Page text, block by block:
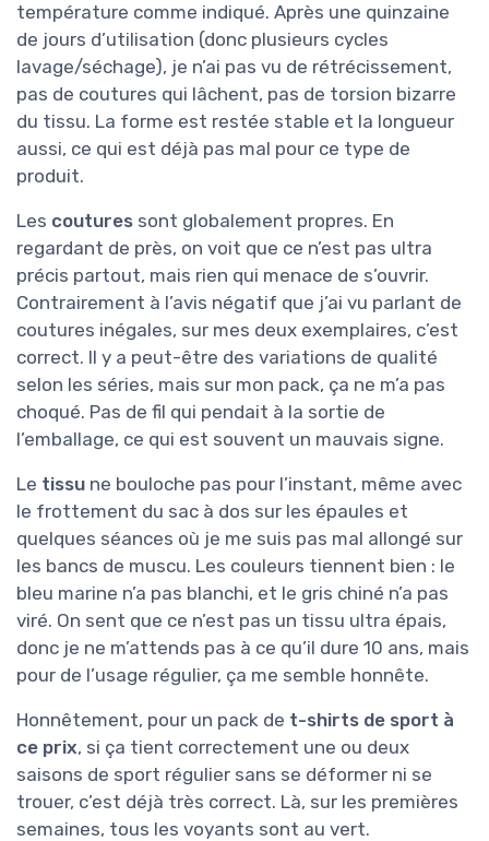
température comme indiqué. Après une quinzaine
de jours d’utilisation (donc plusieurs cycles
lavage/séchage), je n’ai pas vu de rétrécissement,
pas de coutures qui lâchent, pas de torsion bizarre
du tissu. La forme est restée stable et la longueur
aussi, ce qui est déjà pas mal pour ce type de
produit.
Les coutures sont globalement propres. En
regardant de près, on voit que ce n’est pas ultra
précis partout, mais rien qui menace de s’ouvrir.
Contrairement à l’avis négatif que j’ai vu parlant de
coutures inégales, sur mes deux exemplaires, c’est
correct. Il y a peut-être des variations de qualité
selon les séries, mais sur mon pack, ça ne m’a pas
choqué. Pas de fil qui pendait à la sortie de
l’emballage, ce qui est souvent un mauvais signe.
Le tissu ne bouloche pas pour l’instant, même avec
le frottement du sac à dos sur les épaules et
quelques séances où je me suis pas mal allongé sur
les bancs de muscu. Les couleurs tiennent bien : le
bleu marine n’a pas blanchi, et le gris chiné n’a pas
viré. On sent que ce n’est pas un tissu ultra épais,
donc je ne m’attends pas à ce qu’il dure 10 ans, mais
pour de l’usage régulier, ça me semble honnête.
Honnêtement, pour un pack de t-shirts de sport à
ce prix, si ça tient correctement une ou deux
saisons de sport régulier sans se déformer ni se
trouer, c’est déjà très correct. Là, sur les premières
semaines, tous les voyants sont au vert.